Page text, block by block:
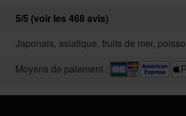
5/5 (voir les 468 avis)
Japonais, asiatique, fruits de mer,
Moyens de paiement :